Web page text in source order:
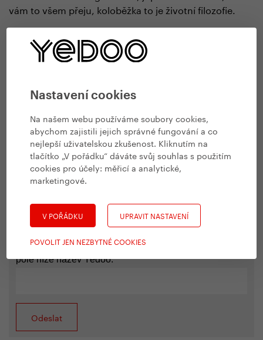
Nastavení cookies
Na našem webu používáme soubory cookies,
abychom zajistili jejich správné fungování a co
nejlepší uživatelskou zkušenost. Kliknutím na
tlačítko „V pořádku“ dáváte svůj souhlas s použitím
cookies pro účely: měřicí a analytické,
marketingové.
V POŘÁDKU UPRAVIT NASTAVENÍ
POVOLIT JEN NEZBYTNÉ COOKIES
vám to všem přeju, koloběžka to je životní filozofie.
Přidat komentář
pole níže název Yedoo.